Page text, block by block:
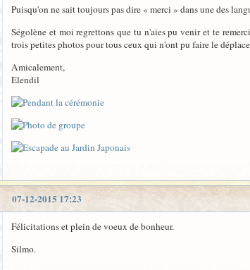
Puisqu'on ne sait toujours pas dire « merci » dans une des
Ségolène et moi regrettons que tu n'aies pu venir et te
trois petites photos pour tous ceux qui n'ont pu faire le
Amicalement,
Elendil
07-12-2015 17:23
Félicitations et plein de voeux de bonheur.
Silmo.